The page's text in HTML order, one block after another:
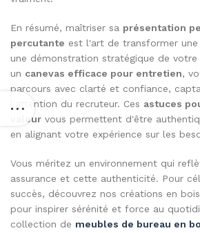
En résumé, maîtriser sa présentation
percutante est l'art de transformer
une démonstration stratégique de
un canevas efficace pour entretien,
parcours avec clarté et confiance,
l'attention du recruteur. Ces astuces
valeur vous permettent d'être
en alignant votre expérience sur les
Vous méritez un environnement qui
assurance et cette authenticité. Pour
succès, découvrez nos créations en
pour inspirer sérénité et force au
collection de meubles de bureau en